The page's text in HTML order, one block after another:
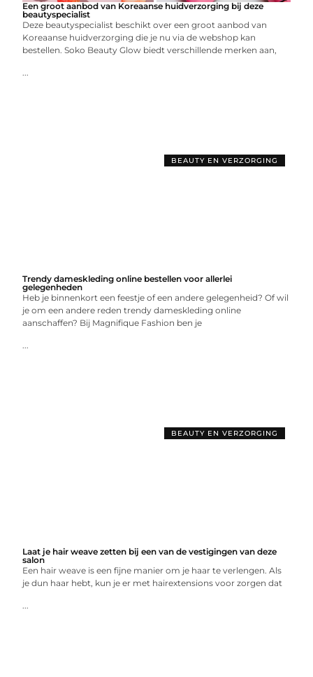
Een groot aanbod van Koreaanse huidverzorging bij deze
beautyspecialist
Deze beautyspecialist beschikt over een groot aanbod van
Koreaanse huidverzorging die je nu via de webshop kan
bestellen. Soko Beauty Glow biedt verschillende merken aan,
...
BEAUTY EN VERZORGING
Trendy dameskleding online bestellen voor allerlei
gelegenheden
Heb je binnenkort een feestje of een andere gelegenheid? Of wil
je om een andere reden trendy dameskleding online
aanschaffen? Bij Magnifique Fashion ben je
...
BEAUTY EN VERZORGING
Laat je hair weave zetten bij een van de vestigingen van deze
salon
Een hair weave is een fijne manier om je haar te verlengen. Als
je dun haar hebt, kun je er met hairextensions voor zorgen dat
...